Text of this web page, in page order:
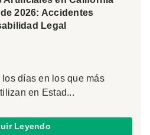
2026: Accidentes
Legal
días en los que más
en Estad...
Leyendo